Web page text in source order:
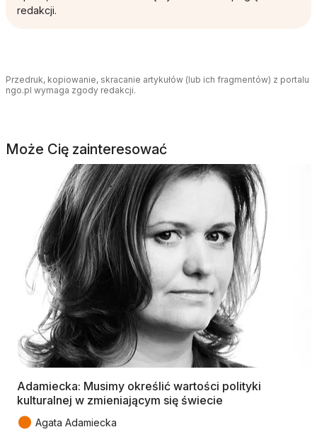
redakcji.
Przedruk, kopiowanie, skracanie artykułów (lub ich fragmentów) z portalu
ngo.pl wymaga zgody redakcji.
Może Cię zainteresować
Adamiecka: Musimy określić wartości polityki
kulturalnej w zmieniającym się świecie
● Agata Adamiecka